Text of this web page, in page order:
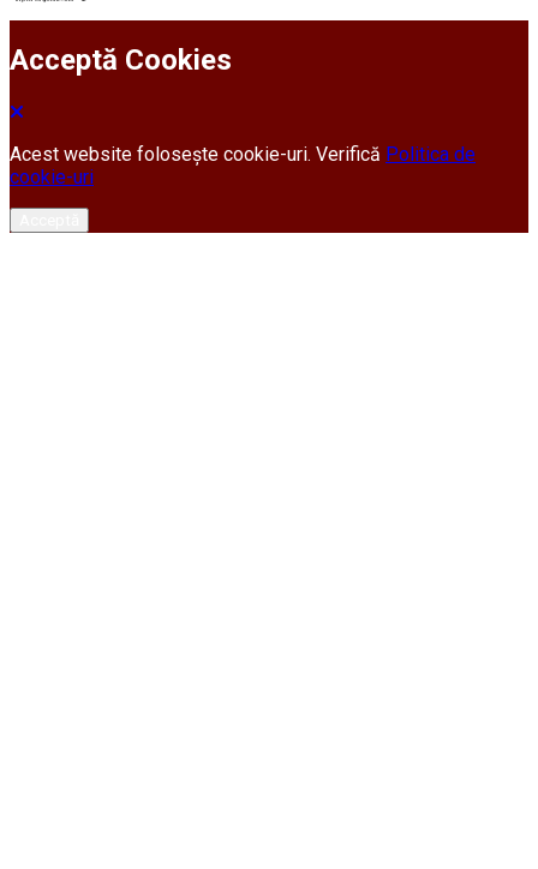
Acceptă Cookies
Acest website folosește cookie-uri. Verifică Politica de
cookie-uri